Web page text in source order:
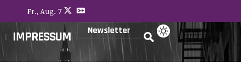
Fr., Aug. 7
IMPRESSUM Newsletter